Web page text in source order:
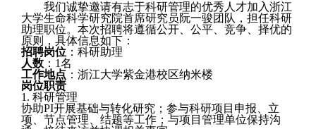
我们诚挚邀请有志于科研管理的优秀人才加入浙江
大学生命科学研究院首席研究员阮一骏团队，担任科研
助理职位。本次招聘将遵循公开、公平、竞争、择优的
原则，具体信息如下：
招聘岗位 ：科研助理
人数 ： 1名
工作地点 ：浙江大学紫金港校区纳米楼
岗位职责
1. 科研管理
协助PI开展基础与转化研究；参与科研项目申报、立
项、节点管理、结题等工作；与项目管理单位保持沟